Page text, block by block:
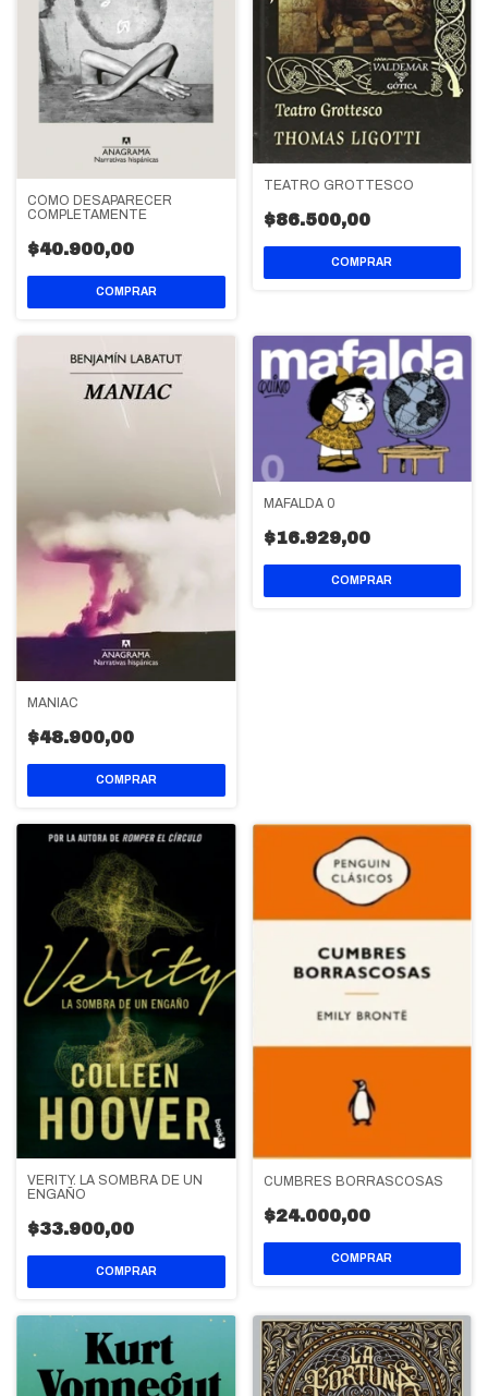
CÓMO DESAPARECER
COMPLETAMENTE
$40.900,00
TEATRO GROTTESCO
$86.500,00
MANIAC
$48.900,00
MAFALDA 0
$16.929,00
VERITY. LA SOMBRA DE UN
ENGAÑO
$33.900,00
CUMBRES BORRASCOSAS
$24.000,00